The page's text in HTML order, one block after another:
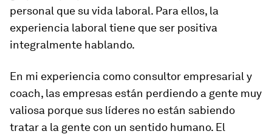
personal que su vida laboral. Para ellos, la
experiencia laboral tiene que ser positiva
integralmente hablando.
En mi experiencia como consultor empresarial y
coach, las empresas están perdiendo a gente muy
valiosa porque sus líderes no están sabiendo
tratar a la gente con un sentido humano. El